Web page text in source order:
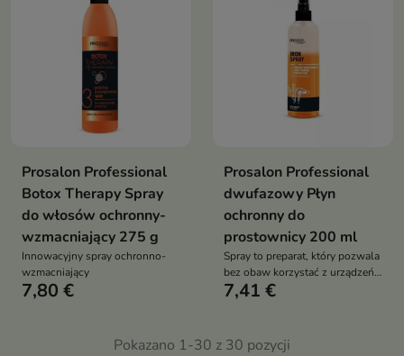
Prosalon Professional
Botox Therapy Spray
do włosów ochronny-
wzmacniający 275 g
Innowacyjny spray ochronno-
wzmacniający
7,80 €
Prosalon Professional
dwufazowy Płyn
ochronny do
prostownicy 200 ml
Spray to preparat, który pozwala
bez obaw korzystać z urządzeń
do stylizacji na gorąco
7,41 €
Pokazano 1-30 z 30 pozycji